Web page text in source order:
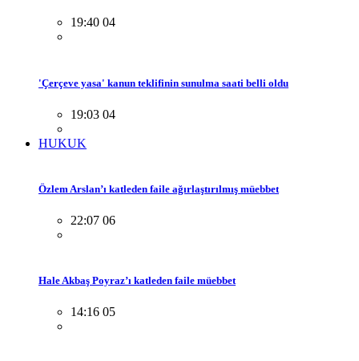
19:40 04
'Çerçeve yasa' kanun teklifinin sunulma saati belli oldu
19:03 04
HUKUK
Özlem Arslan’ı katleden faile ağırlaştırılmış müebbet
22:07 06
Hale Akbaş Poyraz’ı katleden faile müebbet
14:16 05